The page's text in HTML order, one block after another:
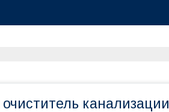
канализации